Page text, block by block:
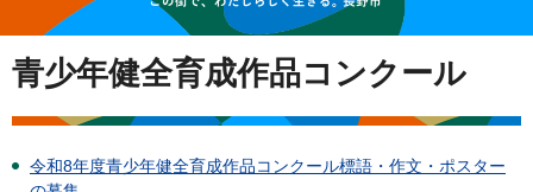
青少年健全育成作品コンクール
令和8年度青少年健全育成作品コンクール標語・作文・ポスター